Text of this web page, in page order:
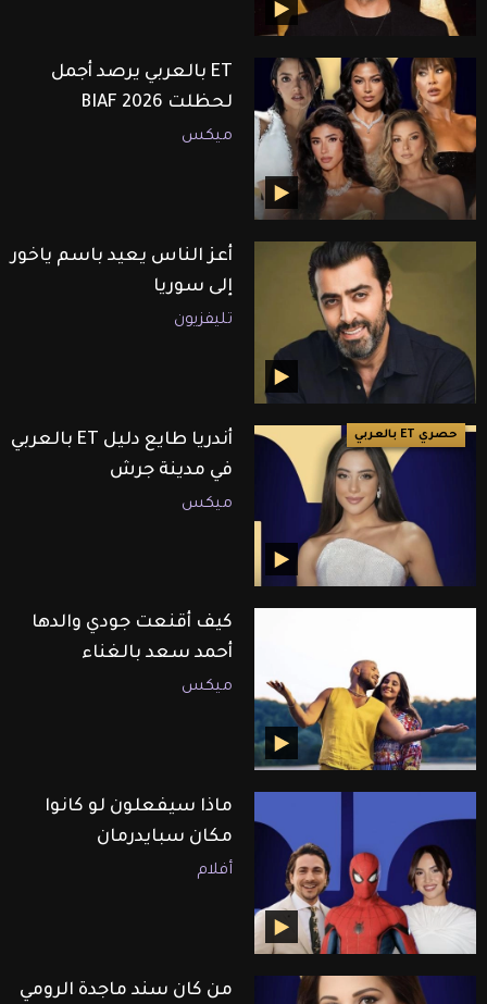
ET بالعربي يرصد أجمل
لحظلت BIAF 2026
ميكس
أعز الناس يعيد باسم ياخور
إلى سوريا
تليفزيون
حصري ET بالعربي
أندريا طايع دليل ET بالعربي
في مدينة جرش
ميكس
كيف أقنعت جودي والدها
أحمد سعد بالغناء
ميكس
ماذا سيفعلون لو كانوا
مكان سبايدرمان
أفلام
من كان سند ماجدة الرومي